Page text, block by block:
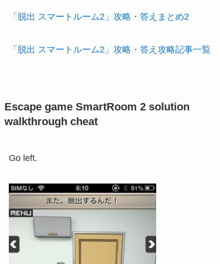
「脱出 スマートルーム2」攻略・答えまとめ2
「脱出 スマートルーム2」攻略・答え攻略記事一覧
Escape game SmartRoom 2 solution
walkthrough cheat
Go left.